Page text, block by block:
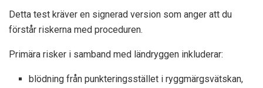
Detta test kräver en signerad version som anger att du
förstår riskerna med proceduren.
Primära risker i samband med ländryggen inkluderar:
blödning från punkteringsstället i ryggmärgsvätskan,